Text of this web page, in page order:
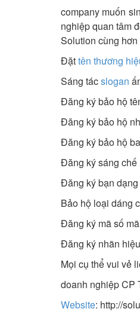
company muốn
nghiệp quan tâm
Solution cùng
Đặttên thương
Sáng tácslogan
Đăng ký bảo hộ
Đăng ký bảo hộ
Đăng ký bảo hộ
Đăng ký sáng chế
Đăng ký bạn
Bảo hộ loại dáng
Đăng ký mã số
Đăng ký nhãn
Mọi cụ thể vui vẻ
doanh nghiệp CP
Website: http://